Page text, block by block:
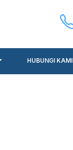
HUBUNGI KAMI